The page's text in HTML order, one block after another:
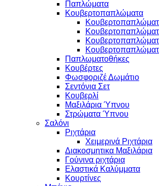
Παπλώματα
Κουβερτοπαπλώματα
Παπλωματοθήκες
Κουβέρτες
Φωσφοριζέ Δωμάτιο
Σεντόνια Σετ
Κουβερλί
Μαξιλάρια Ύπνου
Στρώματα Ύπνου
Σαλόνι
Ριχτάρια
Χειμερινά Ριχτάρια
Διακοσμητικα Μαξιλάρια
Γούνινα ριχτάρια
Ελαστικά Καλύμματα
Κουρτίνες